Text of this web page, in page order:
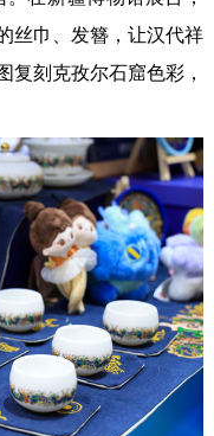
丝巾、发簪，让汉代祥
复刻克孜尔石窟色彩，